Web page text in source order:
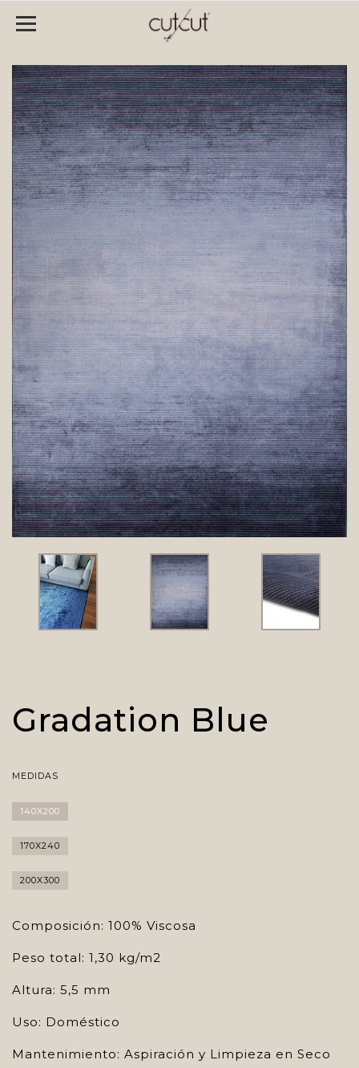
Gradation Blue
MEDIDAS
140X200
170X240
200X300
Composición: 100% Viscosa
Peso total: 1,30 kg/m2
Altura: 5,5 mm
Uso: Doméstico
Mantenimiento: Aspiración y Limpieza en Seco